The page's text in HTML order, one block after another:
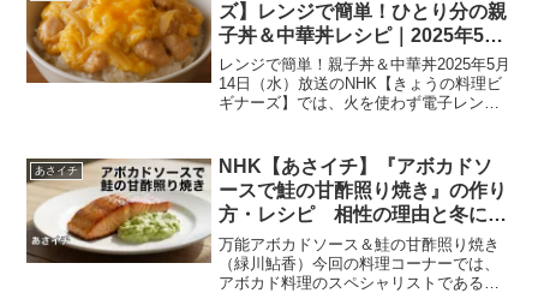
ズ】レンジで簡単！ひとり分の親
子丼＆中華丼レシピ｜2025年5月
14日放送
レンジで簡単！親子丼＆中華丼2025年5月
14日（水）放送のNHK【きょうの料理ビ
ギナーズ】では、火を使わず電子レンジ
れました。どちらも1人分ずつ手軽に作れ
るレシピで、...
あさイチ
NHK【あさイチ】『アボカドソ
ースで鮭の甘酢照り焼き』の作り
方・レシピ 相性の理由と冬に合
うコツを深掘り｜2025年12月8日
万能アボカドソース＆鮭の甘酢照り焼き
（緑川鮎香）今回の料理コーナーでは、
アボカド料理のスペシャリストである緑